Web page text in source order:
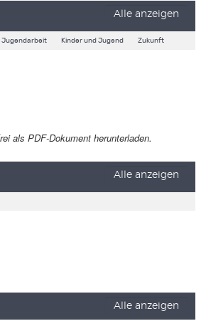
Alle anzeigen
Jugendarbeit Kinder und Jugend Zukunft
als PDF-Dokument herunterladen.
Alle anzeigen
Alle anzeigen